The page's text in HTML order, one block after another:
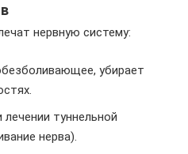
нервную систему:
убирает
лечении туннельной
нерва).